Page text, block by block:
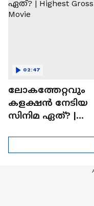
ജൂൺ | Balan
ലോകത്തേറ്റവും
കളക്ഷൻ നേടിയ
സിനിമ ഏത്? |
02:47